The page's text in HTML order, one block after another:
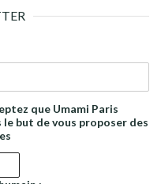
que Umami Paris
but de vous proposer des